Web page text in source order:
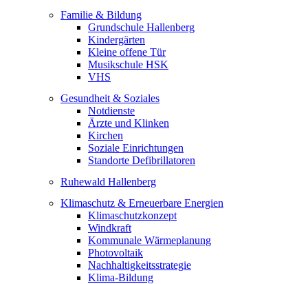
Familie & Bildung
Grundschule Hallenberg
Kindergärten
Kleine offene Tür
Musikschule HSK
VHS
Gesundheit & Soziales
Notdienste
Ärzte und Klinken
Kirchen
Soziale Einrichtungen
Standorte Defibrillatoren
Ruhewald Hallenberg
Klimaschutz & Erneuerbare Energien
Klimaschutzkonzept
Windkraft
Kommunale Wärmeplanung
Photovoltaik
Nachhaltigkeitsstrategie
Klima-Bildung